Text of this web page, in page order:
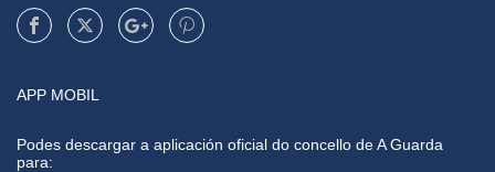
APP MOBIL
Podes descargar a aplicación oficial do concello de A Guarda
para: